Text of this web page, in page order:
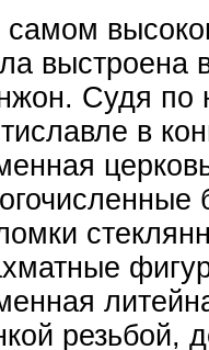
выстроена
Судя по
в
резьбой,